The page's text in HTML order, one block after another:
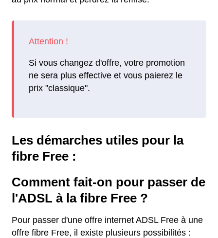
Si vous changez d'offre, votre promotion
ne sera plus effective et vous paierez le
prix "classique".
Les démarches utiles pour la
fibre Free :
Comment fait-on pour passer de
l'ADSL à la fibre Free ?
Pour passer d'une offre internet ADSL Free à une
offre fibre Free, il existe plusieurs possibilités :